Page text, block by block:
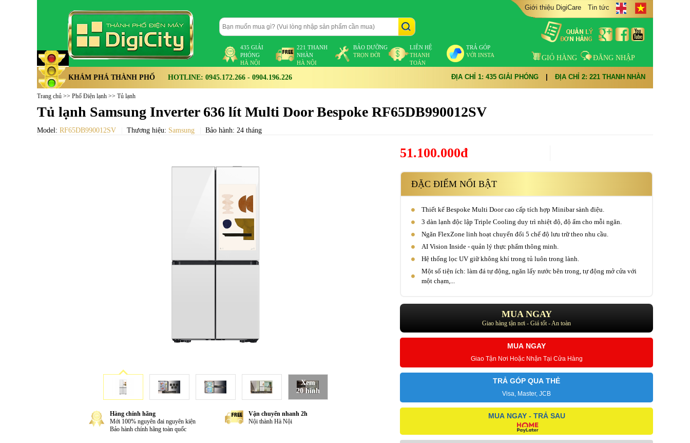
435 GIẢI
PHÓNG
HÀ NỘI
221 THANH
NHÀN
HÀ NỘI
BẢO DƯỠNG
TRỌN ĐỜI
LIÊN HỆ
THANH
TOÁN
TRẢ GÓP
VỚI INSTA
Giới thiệu DigiCare Tin tức
GIỎ HÀNG ĐĂNG NHẬP
KHÁM PHÁ THÀNH PHỐ HOTLINE: 0945.172.266 - 0904.196.226 ĐỊA CHỈ 1: 435 GIẢI PHÓNG ĐỊA CHỈ 2: 221 THANH NHÀN
Trang chủ >> Phố Điện lạnh >> Tủ lạnh
Tủ lạnh Samsung Inverter 636 lít Multi Door Bespoke RF65DB990012SV
Model: RF65DB990012SV Thương hiệu: Samsung Bảo hành: 24 tháng
Xem
20 hình
Hàng chính hãng
Mới 100% nguyên đai nguyên kiện
Bảo hành chính hãng toàn quốc
Vận chuyển nhanh 2h
Nội thành Hà Nội
51.100.000đ
ĐẶC ĐIỂM NỔI BẬT
Thiết kế Bespoke Multi Door cao cấp tích hợp Minibar sành điệu.
3 dàn lạnh độc lập Triple Cooling duy trì nhiệt độ, độ ẩm cho mỗi ngăn.
Ngăn FlexZone linh hoạt chuyển đổi 5 chế độ lưu trữ theo nhu cầu.
AI Vision Inside​ - quản lý thực phẩm thông minh.
Hệ thống lọc UV giữ không khí trong tủ luôn trong lành.
Một số tiện ích: làm đá tự động, ngăn lấy nước bên trong, tự động mở cửa với
một chạm,...
MUA NGAY
Giao hàng tận nơi - Giá tốt - An toàn
MUA NGAY
Giao Tận Nơi Hoặc Nhận Tại Cửa Hàng
TRẢ GÓP QUA THẺ
Visa, Master, JCB
MUA NGAY - TRẢ SAU